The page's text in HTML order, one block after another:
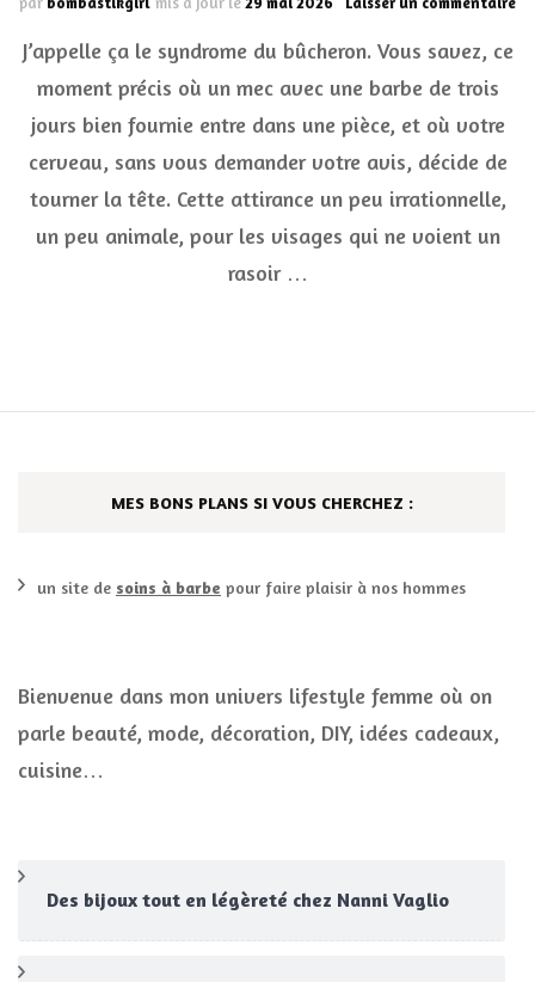
J’appelle ça le syndrome du bûcheron. Vous savez, ce
moment précis où un mec avec une barbe de trois
jours bien fournie entre dans une pièce, et où votre
cerveau, sans vous demander votre avis, décide de
tourner la tête. Cette attirance un peu irrationnelle,
un peu animale, pour les visages qui ne voient un
rasoir …
MES BONS PLANS SI VOUS CHERCHEZ :
un site de soins à barbe pour faire plaisir à nos hommes
Bienvenue dans mon univers lifestyle femme où on
parle beauté, mode, décoration, DIY, idées cadeaux,
cuisine…
Des bijoux tout en légèreté chez Nanni Vaglio